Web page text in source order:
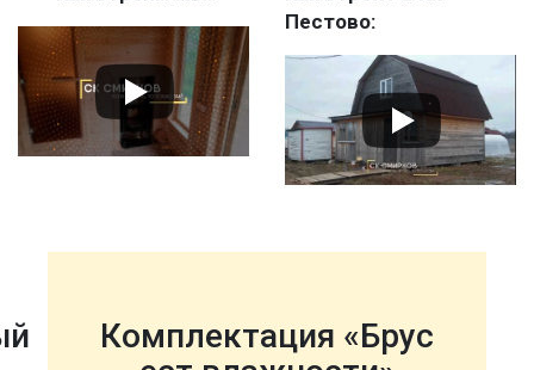
Пестово:
Комплектация «Брус